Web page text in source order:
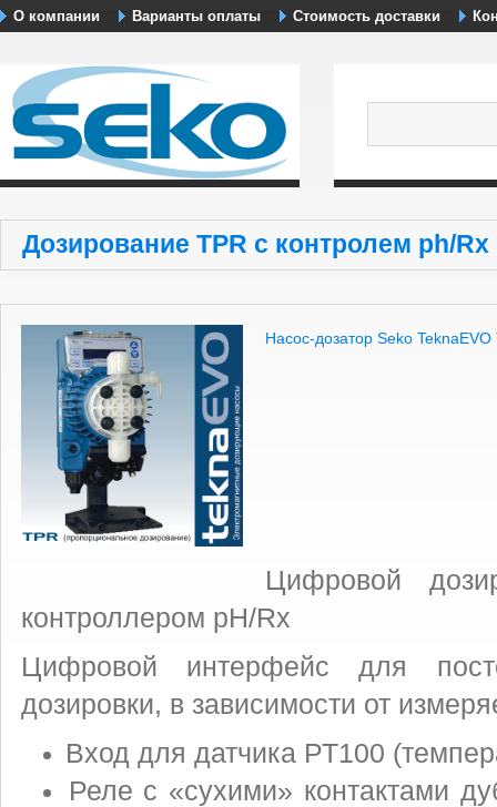
О компании Варианты оплаты Стоимость доставки
Дозирование TPR с контролем ph/Rx
Насос-дозатор Seko TeknaEVO
Цифровой
контроллером pH/Rх
Цифровой интерфейс для
дозировки, в зависимости от
Вход для датчика РТ100
Реле с «сухими» контактами